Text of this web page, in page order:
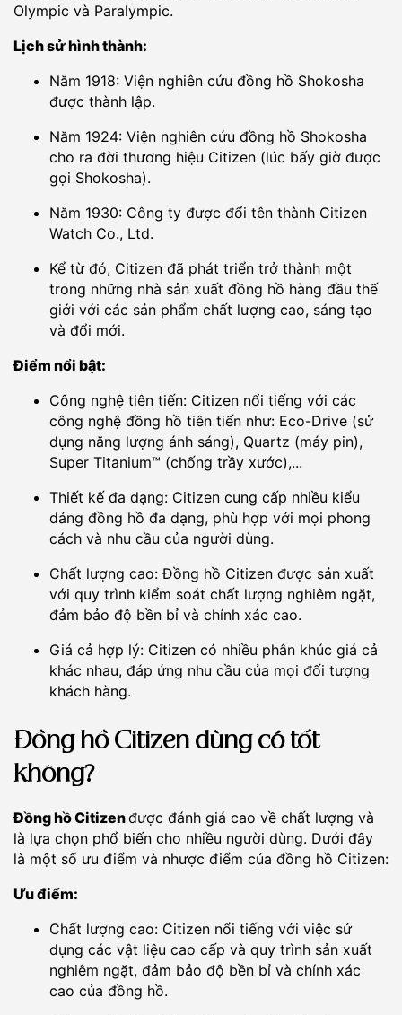
Olympic và Paralympic.
Lịch sử hình thành:
Năm 1918: Viện nghiên cứu đồng hồ Shokosha
được thành lập.
Năm 1924: Viện nghiên cứu đồng hồ Shokosha
cho ra đời thương hiệu Citizen (lúc bấy giờ được
gọi Shokosha).
Năm 1930: Công ty được đổi tên thành Citizen
Watch Co., Ltd.
Kể từ đó, Citizen đã phát triển trở thành một
trong những nhà sản xuất đồng hồ hàng đầu thế
giới với các sản phẩm chất lượng cao, sáng tạo
và đổi mới.
Điểm nổi bật:
Công nghệ tiên tiến: Citizen nổi tiếng với các
công nghệ đồng hồ tiên tiến như: Eco-Drive (sử
dụng năng lượng ánh sáng), Quartz (máy pin),
Super Titanium™ (chống trầy xước),...
Thiết kế đa dạng: Citizen cung cấp nhiều kiểu
dáng đồng hồ đa dạng, phù hợp với mọi phong
cách và nhu cầu của người dùng.
Chất lượng cao: Đồng hồ Citizen được sản xuất
với quy trình kiểm soát chất lượng nghiêm ngặt,
đảm bảo độ bền bỉ và chính xác cao.
Giá cả hợp lý: Citizen có nhiều phân khúc giá cả
khác nhau, đáp ứng nhu cầu của mọi đối tượng
khách hàng.
Đồng hồ Citizen dùng có tốt
không?
Đồng hồ Citizenđược đánh giá cao về chất lượng và
là lựa chọn phổ biến cho nhiều người dùng. Dưới đây
là một số ưu điểm và nhược điểm của đồng hồ Citizen:
Ưu điểm:
Chất lượng cao: Citizen nổi tiếng với việc sử
dụng các vật liệu cao cấp và quy trình sản xuất
nghiêm ngặt, đảm bảo độ bền bỉ và chính xác
cao của đồng hồ.